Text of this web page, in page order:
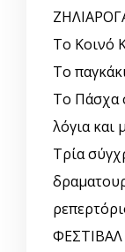
Το Κοινό
Το
Το Πάσχα
λόγια και
Τρία